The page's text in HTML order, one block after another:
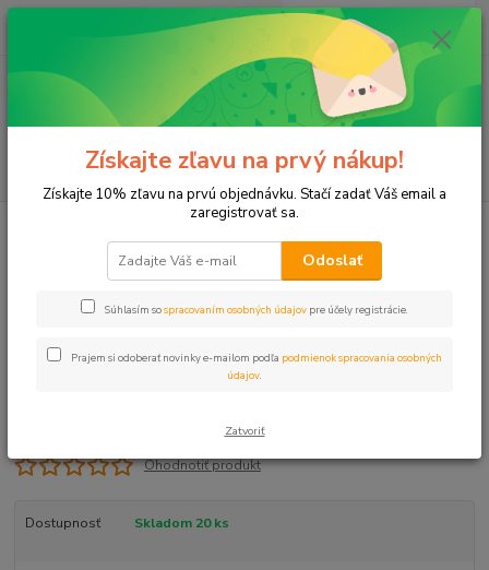
Menu
(Po-Pia, 8-17 hod.)
ks
za0 €
Plastové, Mosadzné komponenty
Mufňa 1/4" mosadz
Ohodnotiť produkt
Dostupnosť Skladom 20 ks
Získajte zľavu na prvý nákup!
Získajte 10% zľavu na prvú objednávku. Stačí zadať Váš email a
zaregistrovať sa.
Odoslať
Súhlasím sospracovaním osobných údajov pre účely registrácie.
Prajem si odoberať novinky e-mailom podľa podmienok spracovania osobných
údajov
Zatvoriť